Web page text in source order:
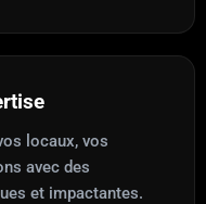
locaux, vos
avec des
et impactantes.